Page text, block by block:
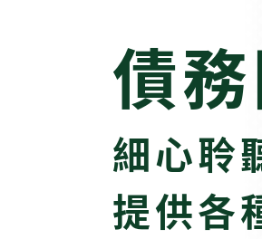
債
細心聆
提供各